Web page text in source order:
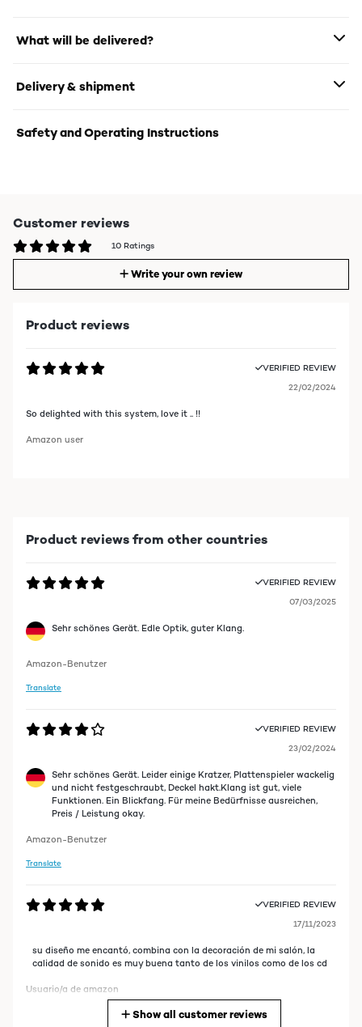
What will be delivered?
Delivery & shipment
Safety and Operating Instructions
Customer reviews
10 Ratings
Write your own review
Product reviews
VERIFIED REVIEW
22/02/2024
So delighted with this system, love it .. !!
Amazon user
Product reviews from other countries
VERIFIED REVIEW
07/03/2025
Sehr schönes Gerät. Edle Optik, guter Klang.
Amazon-Benutzer
Translate
VERIFIED REVIEW
23/02/2024
Sehr schönes Gerät. Leider einige Kratzer, Plattenspieler wackelig
und nicht festgeschraubt, Deckel hakt.Klang ist gut, viele
Funktionen. Ein Blickfang. Für meine Bedürfnisse ausreichen,
Preis / Leistung okay.
Amazon-Benutzer
Translate
VERIFIED REVIEW
17/11/2023
su diseño me encantó, combina con la decoración de mi salón, la
calidad de sonido es muy buena tanto de los vinilos como de los cd
Usuario/a de amazon
Show all customer reviews